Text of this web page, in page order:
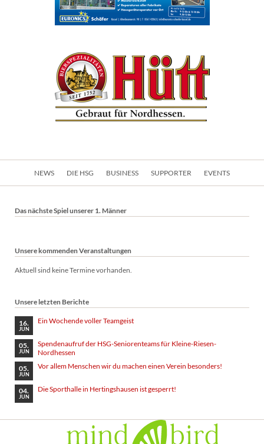
Navigation
NEWS DIE HSG BUSINESS SUPPORTER EVENTS
Das nächste Spiel unserer 1. Männer
Unsere kommenden Veranstaltungen
Aktuell sind keine Termine vorhanden.
Unsere letzten Berichte
16.
JUN
Ein Wochende voller Teamgeist
05.
JUN
Spendenaufruf der HSG-Seniorenteams für Kleine-Riesen-
Nordhessen
05.
JUN
Vor allem Menschen wir du machen einen Verein besonders!
04.
JUN
Die Sporthalle in Hertingshausen ist gesperrt!